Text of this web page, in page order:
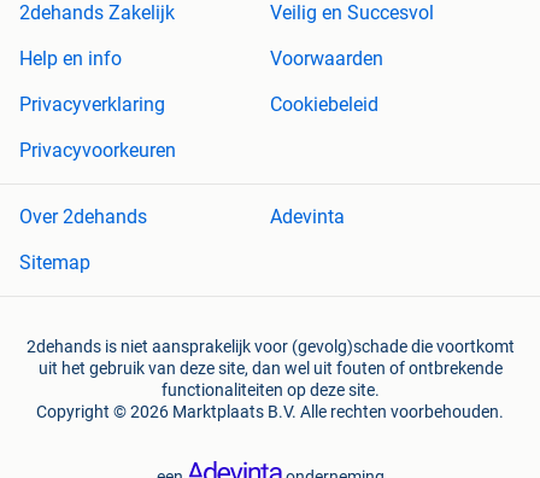
2dehands Zakelijk
Veilig en Succesvol
Help en info
Voorwaarden
Privacyverklaring
Cookiebeleid
Privacyvoorkeuren
Over 2dehands
Adevinta
Sitemap
2dehands is niet aansprakelijk voor (gevolg)schade die voortkomt
uit het gebruik van deze site, dan wel uit fouten of ontbrekende
functionaliteiten op deze site.
Copyright © 2026 Marktplaats B.V. Alle rechten voorbehouden.